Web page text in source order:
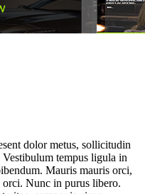
dolor metus, sollicitudin
tempus ligula in
Mauris mauris orci,
orci. Nunc in purus libero.